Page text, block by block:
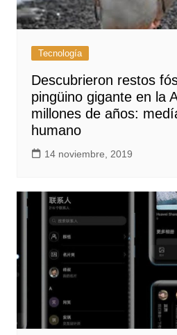
Tecnología
Descubrieron restos
pingüino gigante en la
millones de años:
humano
14 noviembre, 2019